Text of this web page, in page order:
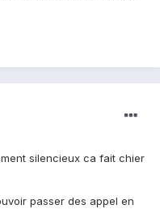
silencieux ca fait chier
passer des appel en